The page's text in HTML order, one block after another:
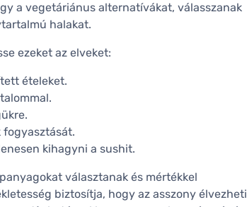
a vegetáriánus alternatívákat, válasszanak
halakat.
ezeket az elveket:
ételeket.
fogyasztását.
kihagyni a sushit.
választanak és mértékkel
biztosítja, hogy az asszony élvezheti